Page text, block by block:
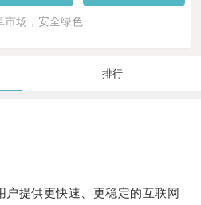
市场，安全绿色
排行
提供更快速、更稳定的互联网